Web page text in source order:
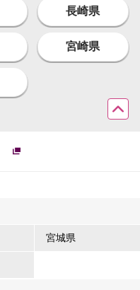
長崎県
宮崎県
宮城県